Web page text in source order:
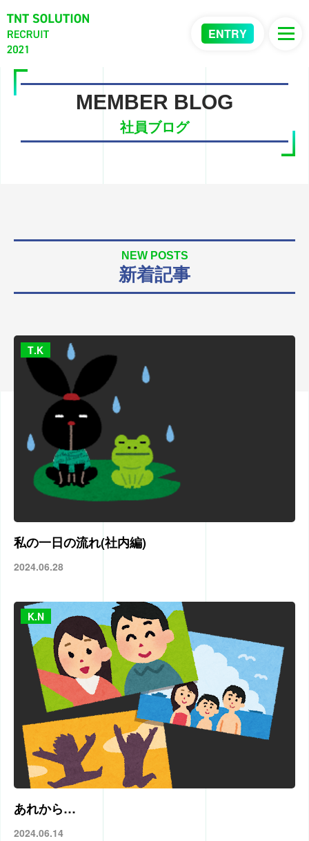
ENTRY
MEMBER BLOG
社員ブログ
NEW POSTS
新着記事
私の一日の流れ(社内編)
2024.06.28
T.K
あれから…
2024.06.14
K.N